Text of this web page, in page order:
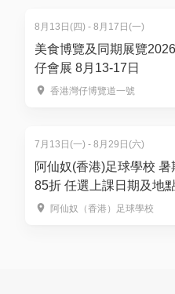
✅️適合兒童及長者參加
🚤觀光路線 - 11個景點
1. 滘西洲 - 洪聖廟
4. 火石洲 - 關刀洞
5. 沙塘口山(削壁洲) -
6. 沙塘口山(削壁洲) -
7. 吊鐘洲 - 吊鐘洞
8月13日(四) - 8月17日(一)
美食博覽及同期展覽
仔會展 8月13-17日
香港灣仔博覽道一號
7月13日(一) - 8月29日(六)
阿仙奴(香港)足球學校
85折 任選上課日期及地
適合3-13歲 教你成為小槍
阿仙奴（香港）足球學校